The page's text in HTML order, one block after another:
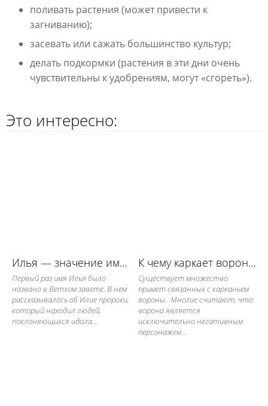
поливать растения (может привести к
загниванию);
засевать или сажать большинство культур;
делать подкормки (растения в эти дни очень
чувствительны к удобрениям, могут «сгореть»).
Это интересно:
Илья — значение имени, его судьба и характер
Первый раз имя Илья было
названо в Ветхом завете. В нем
рассказывалось об Илие пророки,
который находил людей,
поклоняющихся идола...
К чему каркает ворона: примета
Существует множество
примет связанных с карканьем
вороны. Многие считают, что
ворона является
исключительно негативным
персонажем...